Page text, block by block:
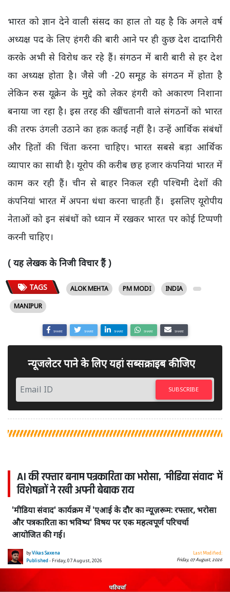
भारत को ज्ञान देने वाली संसद का हाल तो यह है कि अगले वर्ष
अध्यक्ष पद के लिए हंगरी की बारी आने पर ही कुछ देश दादागिरी
करके अभी से विरोध कर रहे हैं। संगठन में बारी बारी से हर देश
का अध्यक्ष होता है। जैसे जी -20 समूह के संगठन में होता है
लेकिन रुस यूक्रेन के मुद्दे को लेकर हंगरी को अकारण निशाना
बनाया जा रहा है। इस तरह की खींचतानी वाले संगठनों को भारत
की तरफ उंगली उठाने का हक़ कतई नहीं है। उन्हें आर्थिक संबंधों
और हितों की चिंता करना चाहिए। भारत सबसे बड़ा आर्थिक
व्यापार का साथी है। यूरोप की करीब छह हजार कंपनियां भारत में
काम कर रही हैं। चीन से बाहर निकल रही पश्चिमी देशों की
कंपनियां भारत में अपना धंधा करना चाहती हैं। इसलिए यूरोपीय
नेताओं को इन संबंधों को ध्यान में रखकर भारत पर कोई टिप्पणी
करनी चाहिए।
( यह लेखक के निजी विचार हैं )
TAGS ALOK MEHTA PM MODI
INDIA
MANIPUR
SHARE SHARE SHARE SHARE SHARE
न्यूजलेटर पाने के लिए यहां सब्सक्राइब कीजिए
SUBSCRIBE
AI की रफ्तार बनाम पत्रकारिता का भरोसा, 'मीडिया संवाद' में
विशेषज्ञों ने रखी अपनी बेबाक राय
'मीडिया संवाद' कार्यक्रम में 'एआई के दौर का न्यूज़रूम: रफ्तार, भरोसा
और पत्रकारिता का भविष्य' विषय पर एक महत्वपूर्ण परिचर्चा
आयोजित की गई।
byVikas Saxena
Published- Friday, 07 August, 2026
Last Modified:
Friday, 07 August, 2026